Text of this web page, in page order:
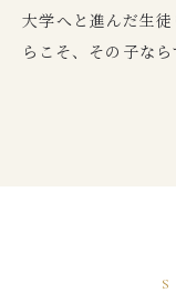
大学へと進んだ生
らこそ、その子な